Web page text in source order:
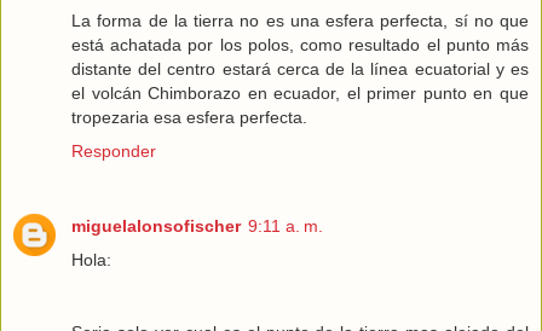
La forma de la tierra no es una esfera perfecta, sí no que
está achatada por los polos, como resultado el punto más
distante del centro estará cerca de la línea ecuatorial y es
el volcán Chimborazo en ecuador, el primer punto en que
tropezaria esa esfera perfecta.
Responder
miguelalonsofischer 9:11 a. m.
Hola: